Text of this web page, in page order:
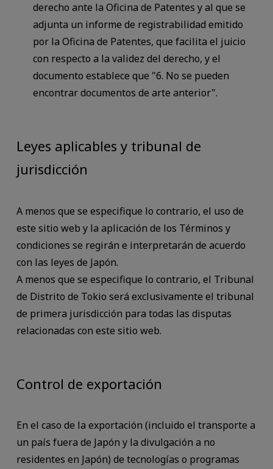
derecho ante la Oficina de Patentes y al que se
adjunta un informe de registrabilidad emitido
por la Oficina de Patentes, que facilita el juicio
con respecto a la validez del derecho, y el
documento establece que "6. No se pueden
encontrar documentos de arte anterior".
Leyes aplicables y tribunal de
jurisdicción
A menos que se especifique lo contrario, el uso de
este sitio web y la aplicación de los Términos y
condiciones se regirán e interpretarán de acuerdo
con las leyes de Japón.
A menos que se especifique lo contrario, el Tribunal
de Distrito de Tokio será exclusivamente el tribunal
de primera jurisdicción para todas las disputas
relacionadas con este sitio web.
Control de exportación
En el caso de la exportación (incluido el transporte a
un país fuera de Japón y la divulgación a no
residentes en Japón) de tecnologías o programas